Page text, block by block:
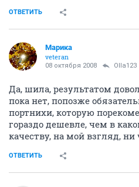
ОТВЕТИТЬ
Марика
veteran
08 октября 2008 Olla123
Да, шила, результатом
пока нет, попозже
портнихи, которую
гораздо дешевле, чем в
качеству, на мой взгляд,
ОТВЕТИТЬ